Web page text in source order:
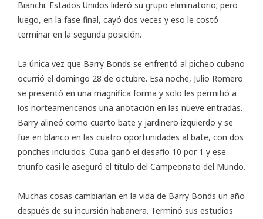
Bianchi. Estados Unidos lideró su grupo eliminatorio; pero
luego, en la fase final, cayó dos veces y eso le costó
terminar en la segunda posición.
La única vez que Barry Bonds se enfrentó al picheo cubano
ocurrió el domingo 28 de octubre. Esa noche, Julio Romero
se presentó en una magnífica forma y solo les permitió a
los norteamericanos una anotación en las nueve entradas.
Barry alineó como cuarto bate y jardinero izquierdo y se
fue en blanco en las cuatro oportunidades al bate, con dos
ponches incluidos. Cuba ganó el desafío 10 por 1 y ese
triunfo casi le aseguró el título del Campeonato del Mundo.
Muchas cosas cambiarían en la vida de Barry Bonds un año
después de su incursión habanera. Terminó sus estudios